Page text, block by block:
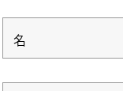
名